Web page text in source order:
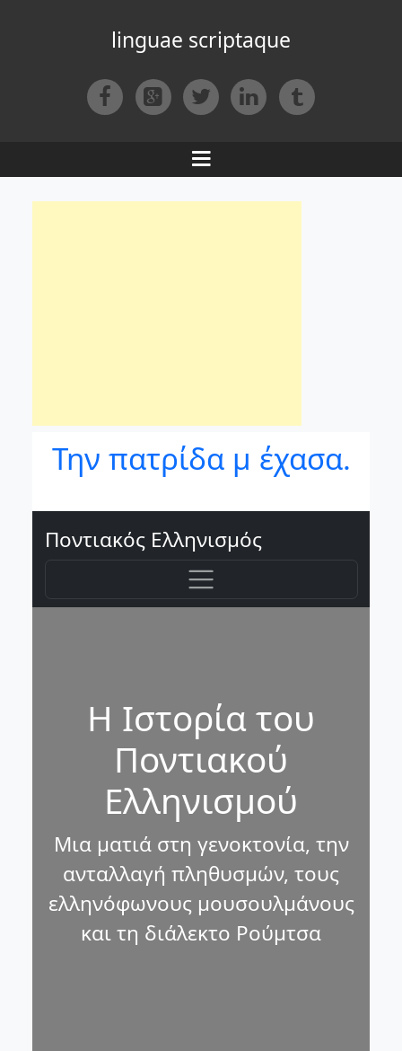
linguae scriptaque
FacebookGoogle+TwitterLinkedIn
Tumblr
Menu
Την πατρίδα μ έχασα.
Ποντιακός Ελληνισμός
Η Ιστορία του
Ποντιακού
Ελληνισμού
Μια ματιά στη γενοκτονία, την
ανταλλαγή πληθυσμών, τους
ελληνόφωνους μουσουλμάνους
και τη διάλεκτο Ρούμτσα